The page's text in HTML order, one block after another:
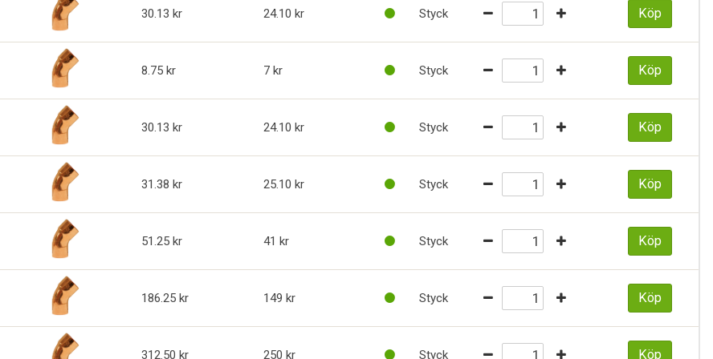
30.13 24.10 Styck Köp
8.75 7 Styck Köp
30.13 24.10 Styck Köp
31.38 25.10 Styck Köp
51.25 41 Styck Köp
186.25 149 Styck Köp
312.50 250 Styck Köp